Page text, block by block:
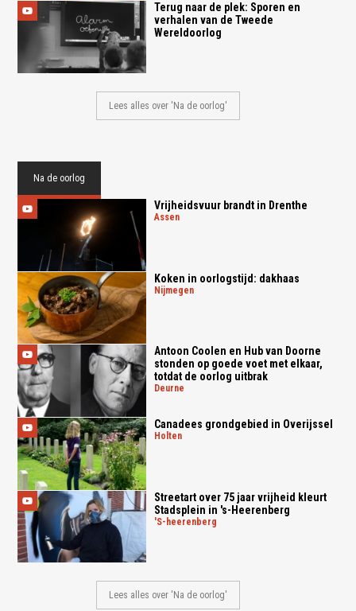
Terug naar de plek: Sporen en
verhalen van de Tweede
Wereldoorlog
Lees alles over 'Na de oorlog'
Na de oorlog
Vrijheidsvuur brandt in Drenthe
assen
Koken in oorlogstijd: dakhaas
nijmegen
Antoon Coolen en Hub van Doorne
stonden op goede voet met elkaar,
totdat de oorlog uitbrak
deurne
Canadees grondgebied in Overijssel
holten
Streetart over 75 jaar vrijheid kleurt
Stadsplein in 's-Heerenberg
's-heerenberg
Lees alles over 'Na de oorlog'